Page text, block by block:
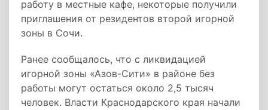
работу в местные кафе, некоторые получили
приглашения от резидентов второй игорной
зоны в Сочи.
Ранее сообщалось, что с ликвидацией
игорной зоны «Азов-Сити» в районе без
работы могут остаться около 2,5 тысяч
человек. Власти Краснодарского края начали